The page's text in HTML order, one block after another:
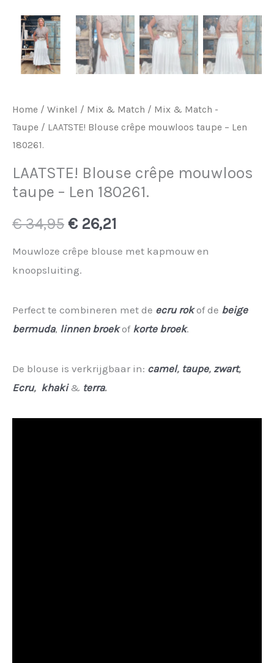
Home / Winkel / Mix & Match / Mix & Match -
Taupe / LAATSTE! Blouse crêpe mouwloos taupe – Len
180261.
LAATSTE! Blouse crêpe mouwloos
taupe – Len 180261.
€34,95 Oorspronkelijke
prijs
was:
€ 34,95.
€ 26,21
prijs
€ 26,21.
Mouwloze crêpe blouse met kapmouw en
knoopsluiting.
Perfect te combineren met de ecru rokof de beige
bermuda, linnen broek of korte broek.
De blouse is verkrijgbaar in: camel, taupe, zwart,
Ecru, khaki & terra.